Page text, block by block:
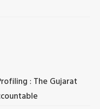
: The Gujarat